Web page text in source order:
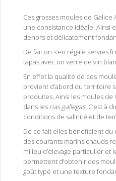
Ces grosses moules de Galice
une consistance idéale. Ainsi
dehors et délicatement
De fait on s’en régale servies
tapas avec un verre de vin
En effet la qualité de ces
provient d’abord du territoire
produites. Ainsi les moules de
dans les rias gallegas. C’est à
conditions de salinité et de
De ce fait elles bénéficient du
des courants marins chauds
milieu d’élevage particulier et
permettent d’obtenir des
goût typé et une texture